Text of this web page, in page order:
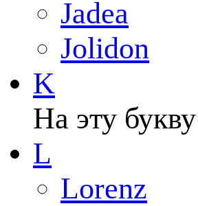
Jadea
Jolidon
K
На эту
L
Lorenz